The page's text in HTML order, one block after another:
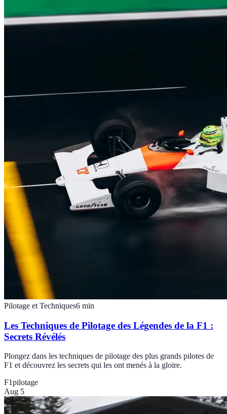
Pilotage et Techniques6 min
Les Techniques de Pilotage des Légendes de la F1 :
Secrets Révélés
Plongez dans les techniques de pilotage des plus grands pilotes de
F1 et découvrez les secrets qui les ont menés à la gloire.
F1pilotage
Aug 5